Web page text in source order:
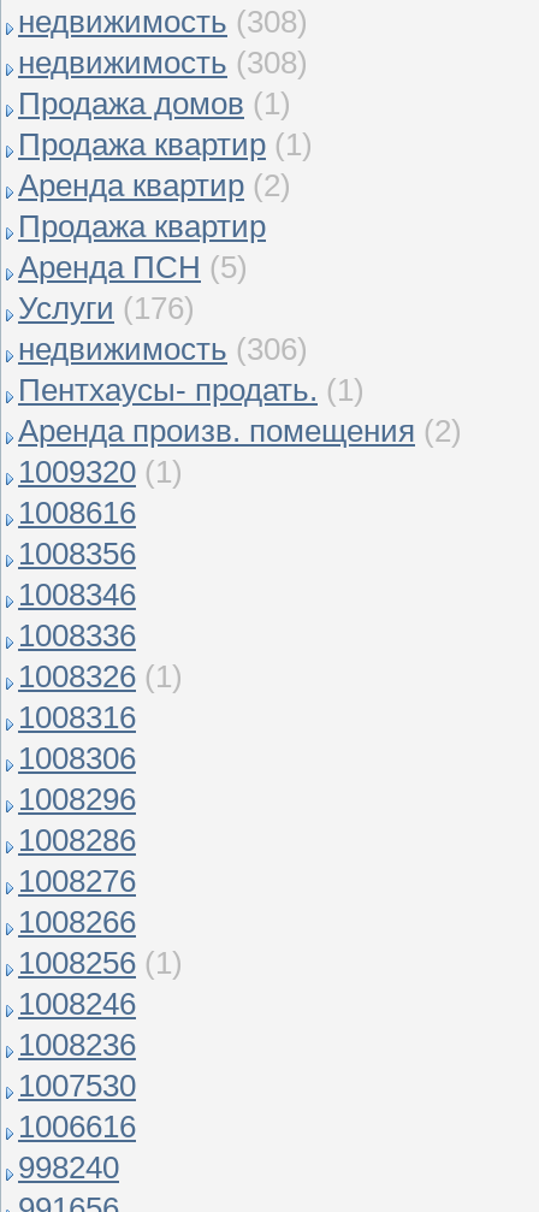
недвижимость (308)
недвижимость (308)
Продажа домов (1)
Продажа квартир (1)
Аренда квартир (2)
Продажа квартир
Аренда ПСН (5)
Услуги (176)
недвижимость (306)
Пентхаусы- продать. (1)
Аренда произв. помещения (2)
1009320 (1)
1008616
1008356
1008346
1008336
1008326 (1)
1008316
1008306
1008296
1008286
1008276
1008266
1008256 (1)
1008246
1008236
1007530
1006616
998240